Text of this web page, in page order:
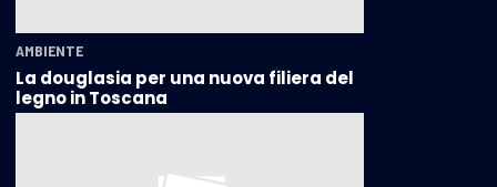
AMBIENTE
La douglasia per una nuova filiera del
legno in Toscana